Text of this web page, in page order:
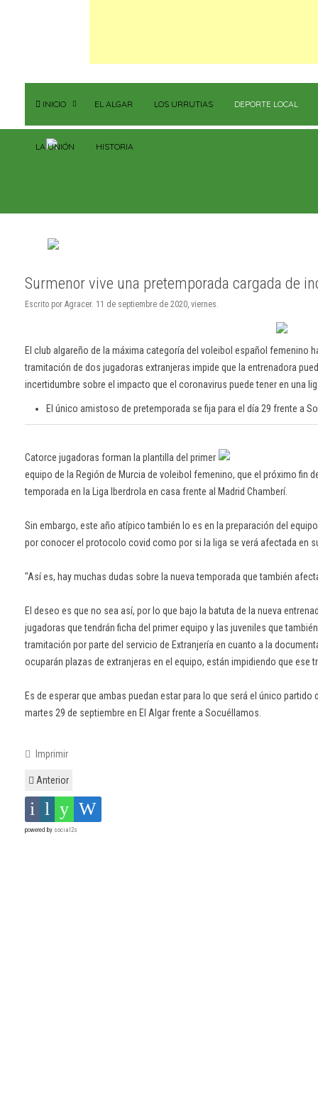
INICIO EL ALGAR LOS URRUTIAS DEPORTE LOCAL
LA UNIÓN HISTORIA
Surmenor vive una pretemporada cargada de
Escrito por Agracer. 11 de septiembre de 2020, viernes.
El club algareño de la máxima categoría del voleibol español femenino
tramitación de dos jugadoras extranjeras impide que la entrenadora
incertidumbre sobre el impacto que el coronavirus puede tener en una
El único amistoso de pretemporada se fija para el día 29 frente a
Catorce jugadoras forman la plantilla del primer
equipo de la Región de Murcia de voleibol femenino, que el próximo fin
temporada en la Liga Iberdrola en casa frente al Madrid Chamberí.
Sin embargo, este año atípico también lo es en la preparación del
por conocer el protocolo covid como por si la liga se verá afectada en
"Así es, hay muchas dudas sobre la nueva temporada que también
El deseo es que no sea así, por lo que bajo la batuta de la nueva
jugadoras que tendrán ficha del primer equipo y las juveniles que
tramitación por parte del servicio de Extranjería en cuanto a la
ocuparán plazas de extranjeras en el equipo, están impidiendo que ese
Es de esperar que ambas puedan estar para lo que será el único
martes 29 de septiembre en El Algar frente a Socuéllamos.
Imprimir
Anterior
powered by social2s